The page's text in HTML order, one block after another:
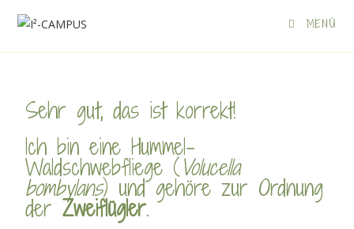
MENÜ
Sehr gut, das ist korrekt!
Ich bin eine Hummel-
Waldschwebfliege (Volucella
bombylans) und gehöre zur Ordnung
derZweiflügler.